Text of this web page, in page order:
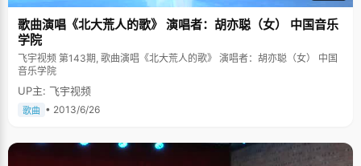
歌曲演唱《北大荒人的歌》 演唱者：胡亦聪（女） 中国音乐
学院
飞宇视频 第143期, 歌曲演唱《北大荒人的歌》 演唱者：胡亦聪（女） 中国
音乐学院
UP主: 飞宇视频
歌曲 • 2013/6/26